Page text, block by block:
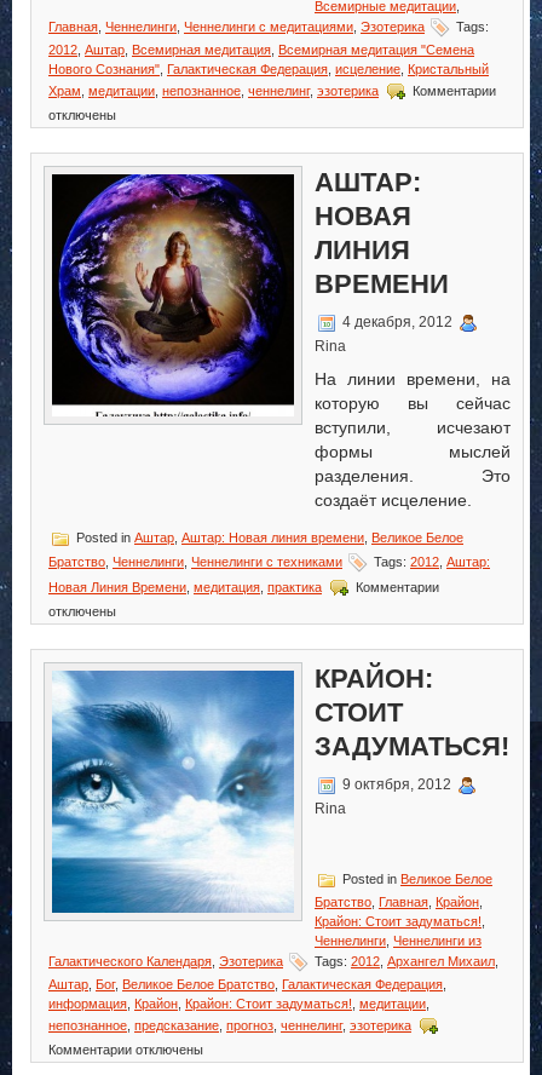
Всемирные медитации
Главная Ченнелинги Ченнелинги с медитациями Эзотерика
Tags:
2012 Аштар Всемирная медитация Всемирная медитация "Семена
Нового Сознания" Галактическая Федерация исцеление Кристальный
Храм медитации непознанное ченнелинг, эзотерика Комментариик
записи
Нового
отключены
АШТАР:
НОВАЯ
ЛИНИЯ
ВРЕМЕНИ
4 декабря, 2012
Rina
На линии времени, на
которую вы сейчас
вступили, исчезают
формы мыслей
разделения. Это
создаёт исцеление.
Posted in Аштар Аштар: Новая линия времени Великое Белое
Братство Ченнелинги Ченнелинги с техниками Tags: 2012 Аштар:
Новая Линия Времени медитация практика Комментариик
Аштар:
отключены
КРАЙОН:
СТОИТ
ЗАДУМАТЬСЯ!
9 октября, 2012
Rina
Posted in Великое Белое
Братство Главная Крайон
Крайон: Стоит задуматься!
Ченнелинги Ченнелинги из
Галактического Календаря Эзотерика Tags: 2012 Архангел Михаил
Аштар Бог, Великое Белое Братство Галактическая Федерация
информация Крайон Крайон: Стоит задуматься! медитации
непознанное предсказание прогноз ченнелинг, эзотерика
Комментариик
записи
отключены